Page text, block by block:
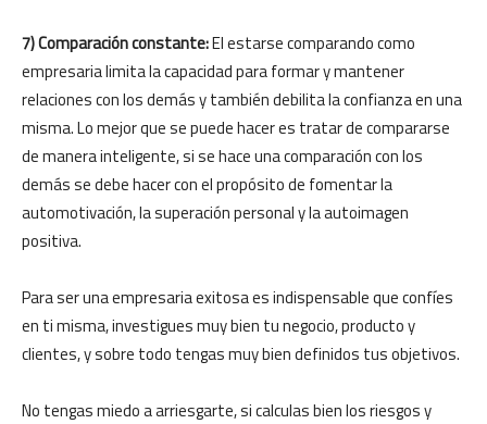
7) Comparación constante:El estarse comparando como
empresaria limita la capacidad para formar y mantener
relaciones con los demás y también debilita la confianza en una
misma. Lo mejor que se puede hacer es tratar de compararse
de manera inteligente, si se hace una comparación con los
demás se debe hacer con el propósito de fomentar la
automotivación, la superación personal y la autoimagen
positiva.
Para ser una empresaria exitosa es indispensable que confíes
en ti misma, investigues muy bien tu negocio, producto y
clientes, y sobre todo tengas muy bien definidos tus objetivos.
No tengas miedo a arriesgarte, si calculas bien los riesgos y